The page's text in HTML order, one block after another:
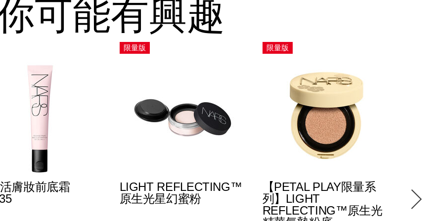
可能有興趣
膚妝前底霜
限量版
LIGHT REFLECTING™
原生光星幻蜜粉
限量版
【PETAL PLAY限量系
列】LIGHT
REFLECTING™原生光
生光